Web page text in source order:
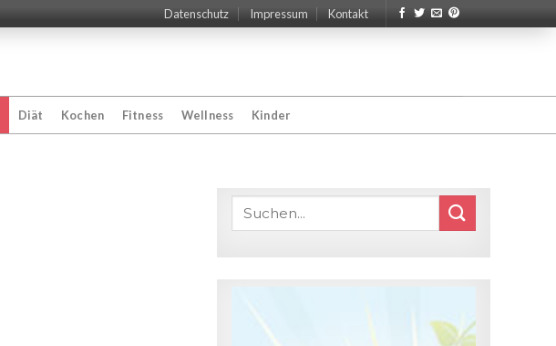
Datenschutz Impressum Kontakt
Diät Kochen Fitness Wellness Kinder